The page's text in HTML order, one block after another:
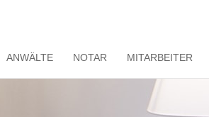
ANWÄLTE NOTAR MITARBEITER